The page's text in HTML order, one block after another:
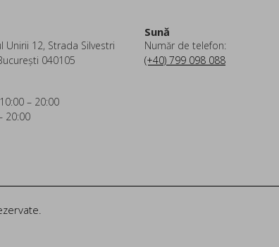
Unirii 12, Strada Silvestri
040105
Sună
Număr de telefon:
(+40) 799 098 088
– 20:00
20:00